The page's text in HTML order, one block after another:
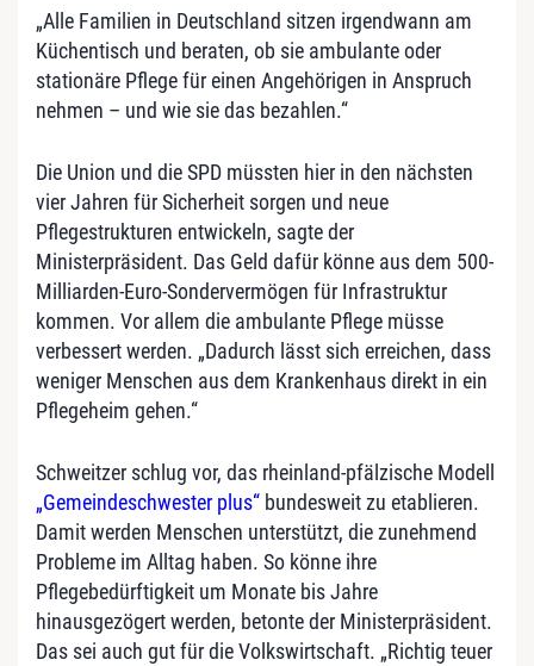
„Alle Familien in Deutschland sitzen irgendwann am
Küchentisch und beraten, ob sie ambulante oder
stationäre Pflege für einen Angehörigen in Anspruch
nehmen – und wie sie das bezahlen.“
Die Union und die SPD müssten hier in den nächsten
vier Jahren für Sicherheit sorgen und neue
Pflegestrukturen entwickeln, sagte der
Ministerpräsident. Das Geld dafür könne aus dem 500-
Milliarden-Euro-Sondervermögen für Infrastruktur
kommen. Vor allem die ambulante Pflege müsse
verbessert werden. „Dadurch lässt sich erreichen, dass
weniger Menschen aus dem Krankenhaus direkt in ein
Pflegeheim gehen.“
Schweitzer schlug vor, das rheinland-pfälzische Modell
„Gemeindeschwester plus“ bundesweit zu etablieren.
Damit werden Menschen unterstützt, die zunehmend
Probleme im Alltag haben. So könne ihre
Pflegebedürftigkeit um Monate bis Jahre
hinausgezögert werden, betonte der Ministerpräsident.
Das sei auch gut für die Volkswirtschaft. „Richtig teuer